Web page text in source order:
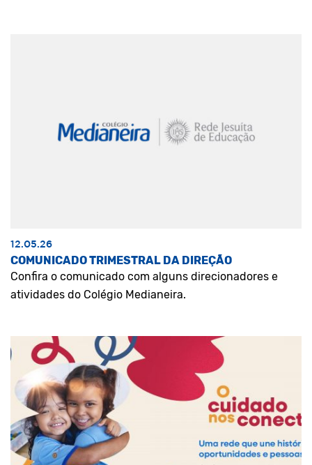
12.05.26
COMUNICADO TRIMESTRAL DA DIREÇÃO
Confira o comunicado com alguns direcionadores e
atividades do Colégio Medianeira.